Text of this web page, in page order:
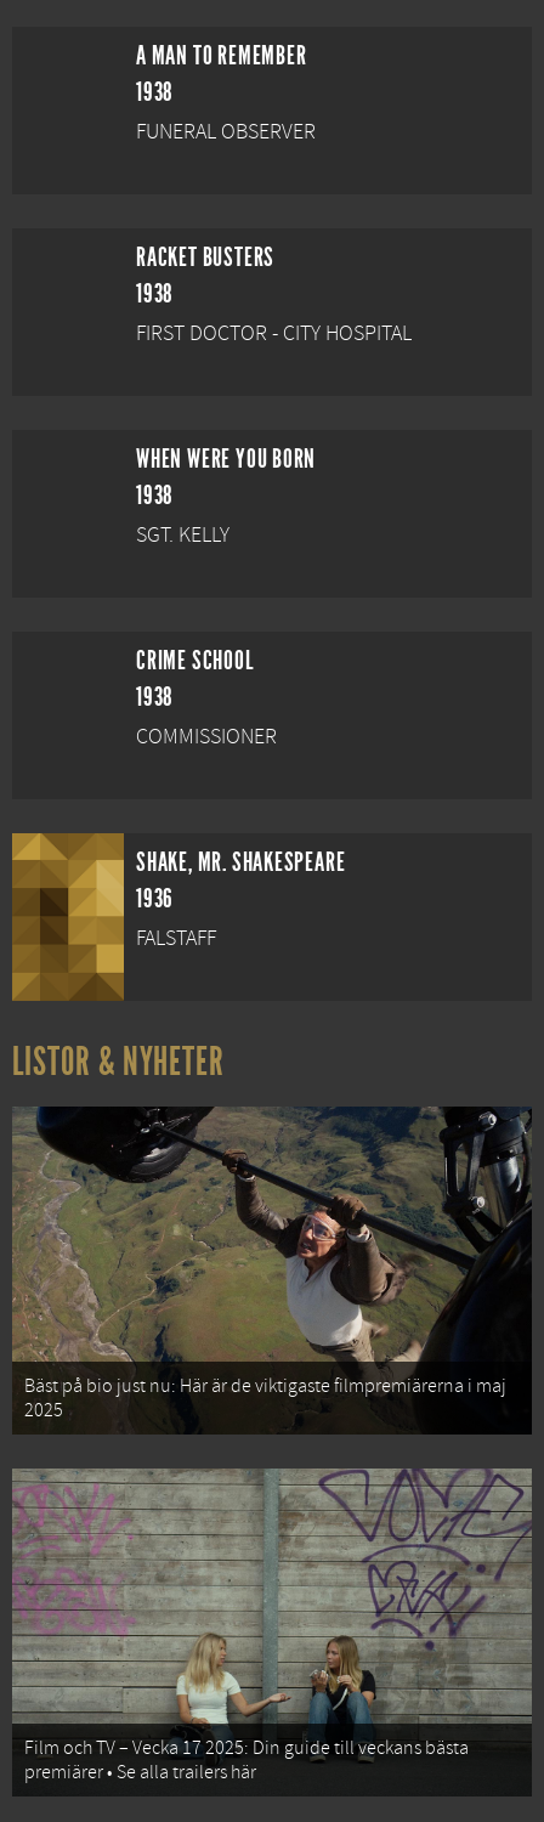
A MAN TO REMEMBER
1938
FUNERAL OBSERVER
RACKET BUSTERS
1938
FIRST DOCTOR - CITY HOSPITAL
WHEN WERE YOU BORN
1938
SGT. KELLY
CRIME SCHOOL
1938
COMMISSIONER
SHAKE, MR. SHAKESPEARE
1936
FALSTAFF
LISTOR & NYHETER
Bäst på bio just nu: Här är de viktigaste filmpremiärerna i maj
2025
Film och TV – Vecka 17 2025: Din guide till veckans bästa
premiärer • Se alla trailers här